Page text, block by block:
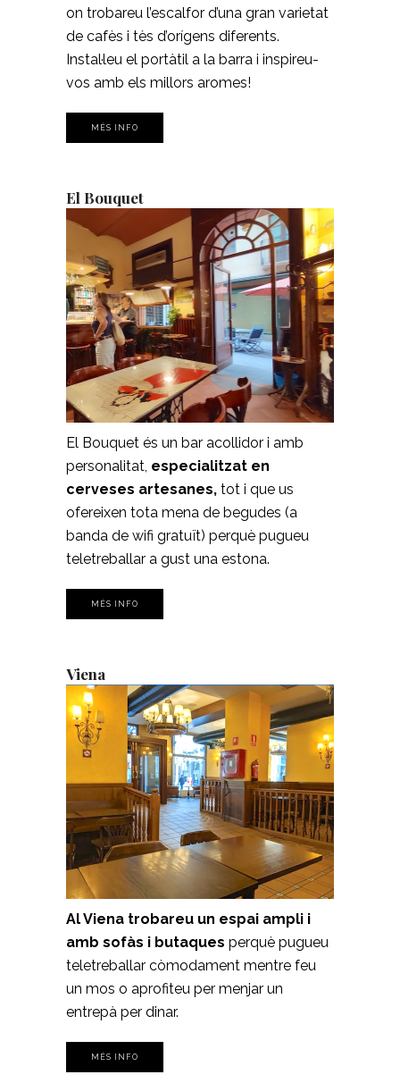
on trobareu l’escalfor d’una gran varietat
de cafès i tès d’orígens diferents.
Instal·leu el portàtil a la barra i inspireu-
vos amb els millors aromes!
MÉS INFO
El Bouquet
El Bouquet és un bar acollidor i amb
personalitat, especialitzat en
cerveses artesanes, tot i que us
ofereixen tota mena de begudes (a
banda de wifi gratuït) perquè pugueu
teletreballar a gust una estona.
MÉS INFO
Viena
Al Viena trobareu un espai ampli i
amb sofàs i butaques perquè pugueu
teletreballar còmodament mentre feu
un mos o aprofiteu per menjar un
entrepà per dinar.
MÉS INFO